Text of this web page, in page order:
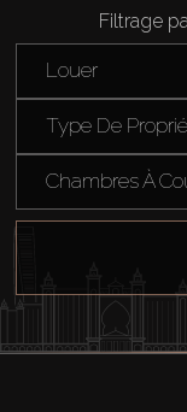
Filtrage
Louer
Type De Proprié
Chambres À